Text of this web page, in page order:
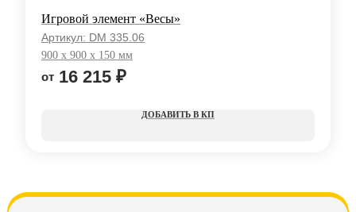
Игровой элемент «Весы»
Артикул: DM 335.06
900 x 900 x 150 мм
16 215 ₽
КП